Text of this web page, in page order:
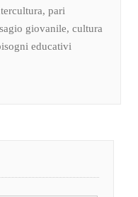
pari
giovanile, cultura
educativi